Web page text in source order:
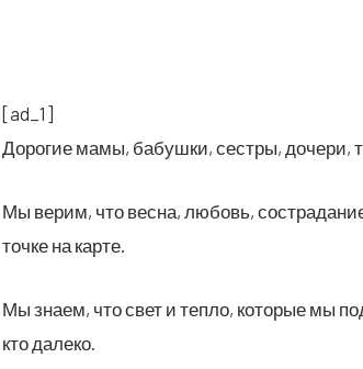
[ad_1]
Доро­гие мамы, бабуш­ки, сест­ры, доче­ри,
Мы верим, что вес­на, любовь,
точ­ке на карте.
Мы зна­ем, что свет и теп­ло, кото­рые мы
кто далеко.